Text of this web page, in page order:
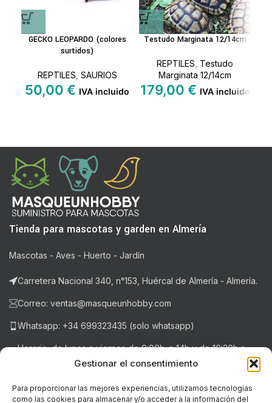
Gestionar el consentimiento
Para proporcionar las mejores experiencias, utilizamos tecnologías
como las cookies para almacenar y/o acceder a la información del
GECKO LEOPARDO (colores
surtidos)
REPTILES SAURIOS
50,00 € IVA incluido
Testudo Marginata 12/14cm
REPTILES Testudo
Marginata 12/14cm
179,00 € IVA incluido
Tienda para mascotas y garden en Almería
Mascotas - Aves - Huerto - Jardín
Carretera Nacional 340, n°153, Huércal de Almería - Almería.
Correo: ventas@masqueunhobby.com
Whatsapp: +34 699323435 (solo whatsapp)
Horario: de lunes a viernes de 9:00h. a 14h y de 16:30h a
20:30h . Sábados de 9:00h a 14:00h.